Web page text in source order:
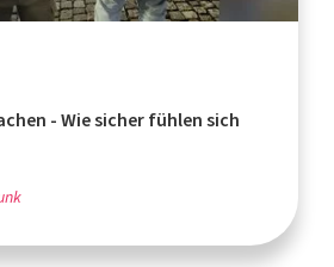
- Wie sicher fühlen sich